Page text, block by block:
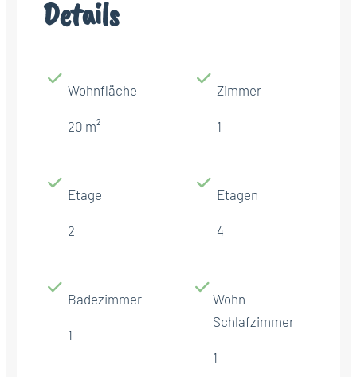
Details
Wohnfläche
20 m²
Zimmer
1
Etage
2
Etagen
4
Badezimmer
1
Wohn-
Schlafzimmer
1